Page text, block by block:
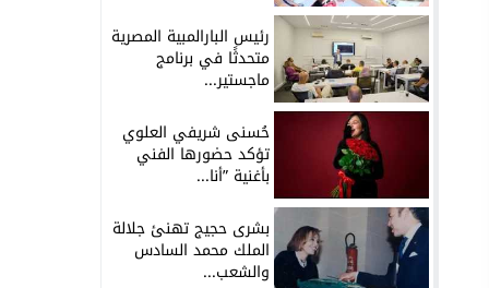
رئيس البارالمبية المصرية
متحدثًا في برنامج
ماجستير...
حُسنى شريفي العلوي
تؤكد حضورها الفني
بأغنية ”أنا...
بشرى حجيج تهنئ جلالة
الملك محمد السادس
والشعب...